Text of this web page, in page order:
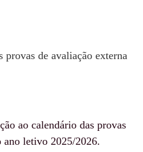
provas de avaliação externa
ao calendário das provas
ano letivo 2025/2026.